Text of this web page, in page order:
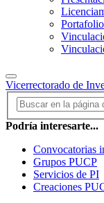
Vicerrectorado de
Podría interesarte...
Convocatorias
Grupos PUCP
Servicios de PI
Creaciones